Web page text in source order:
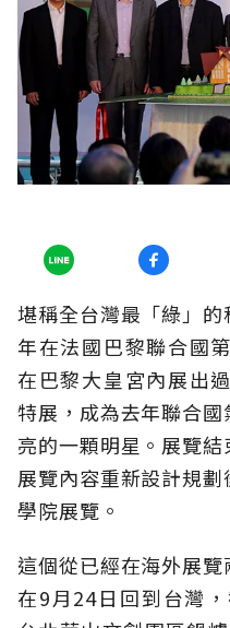
堪稱全台灣最「綠」
年在法國巴黎聯合國
在巴黎大皇宮內展出
特展，成為去年聯合
亮的一顆明星。展覽
展覽內容重新設計規
學院展覽。
這個從已經在海外展
在9月24日回到台灣